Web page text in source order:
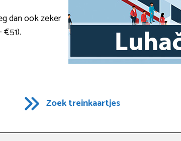
dan ook zeker
Zoek treinkaartjes